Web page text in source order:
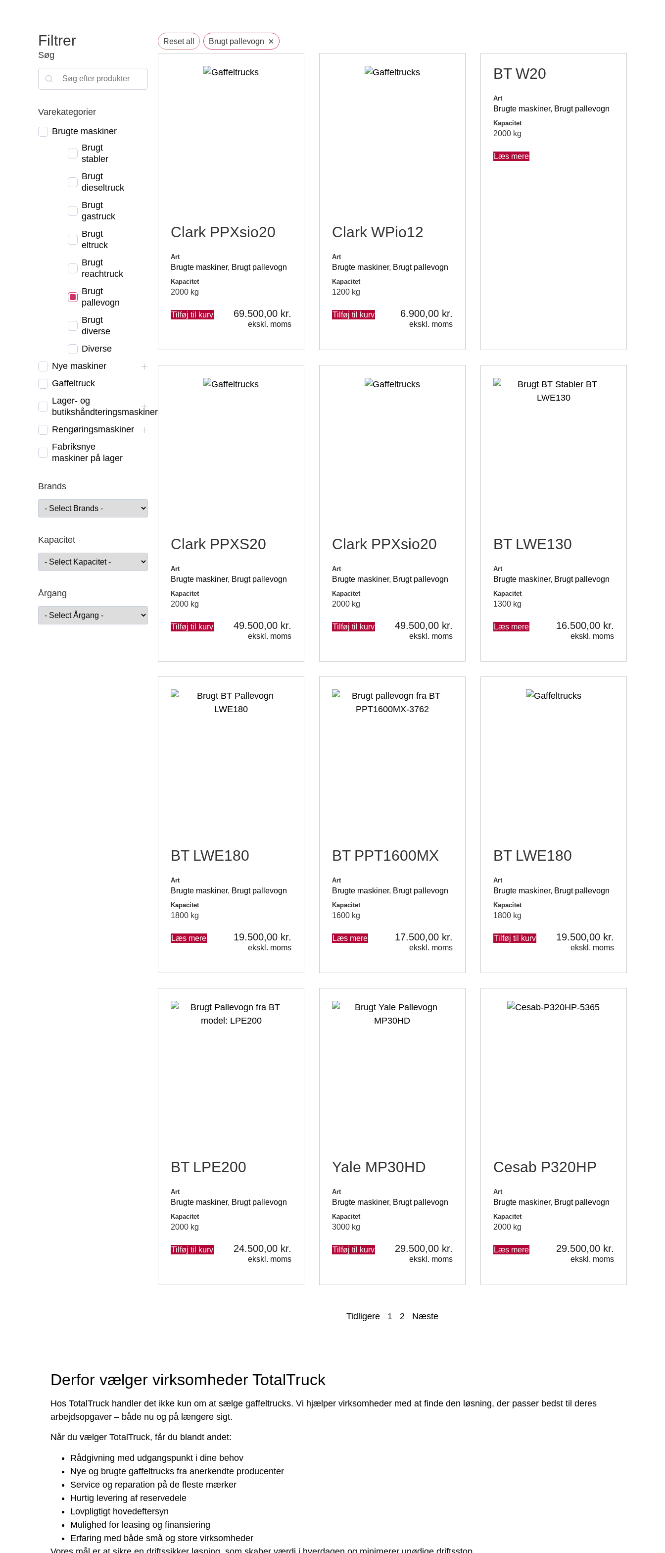
Filtrer
Søg
Varekategorier
Brugte maskiner
Brugt
stabler
Brugt
dieseltruck
Brugt
gastruck
Brugt
eltruck
Brugt
reachtruck
Brugt
pallevogn
Brugt
diverse
Diverse
Nye maskiner
Gaffeltruck
Lager- og
butikshåndteringsmaskiner
Rengøringsmaskiner
Fabriksnye
maskiner på lager
Brands
Kapacitet
Årgang
Reset all Brugt pallevogn ×
Clark PPXsio20
Art
Brugte maskiner, Brugt pallevogn
Kapacitet
2000 kg
Tilføj til kurv 69.500,00 kr.
ekskl. moms
Clark WPio12
Art
Brugte maskiner, Brugt pallevogn
Kapacitet
1200 kg
Tilføj til kurv 6.900,00 kr.
ekskl. moms
BT W20
Art
Brugte maskiner, Brugt pallevogn
Kapacitet
2000 kg
Læs mere
Clark PPXS20
Art
Brugte maskiner, Brugt pallevogn
Kapacitet
2000 kg
Tilføj til kurv 49.500,00 kr.
ekskl. moms
Clark PPXsio20
Art
Brugte maskiner, Brugt pallevogn
Kapacitet
2000 kg
Tilføj til kurv 49.500,00 kr.
ekskl. moms
BT LWE130
Art
Brugte maskiner, Brugt pallevogn
Kapacitet
1300 kg
Læs mere 16.500,00 kr.
ekskl. moms
BT LWE180
Art
Brugte maskiner, Brugt pallevogn
Kapacitet
1800 kg
Læs mere 19.500,00 kr.
ekskl. moms
BT PPT1600MX
Art
Brugte maskiner, Brugt pallevogn
Kapacitet
1600 kg
Læs mere 17.500,00 kr.
ekskl. moms
BT LWE180
Art
Brugte maskiner, Brugt pallevogn
Kapacitet
1800 kg
Tilføj til kurv 19.500,00 kr.
ekskl. moms
BT LPE200
Art
Brugte maskiner, Brugt pallevogn
Kapacitet
2000 kg
Tilføj til kurv 24.500,00 kr.
ekskl. moms
Yale MP30HD
Art
Brugte maskiner, Brugt pallevogn
Kapacitet
3000 kg
Tilføj til kurv 29.500,00 kr.
ekskl. moms
Cesab P320HP
Art
Brugte maskiner, Brugt pallevogn
Kapacitet
2000 kg
Læs mere 29.500,00 kr.
ekskl. moms
Tidligere 1 2 Næste
Derfor vælger virksomheder TotalTruck
Hos TotalTruck handler det ikke kun om at sælge gaffeltrucks. Vi hjælper virksomheder med at finde den løsning, der passer bedst til deres
arbejdsopgaver – både nu og på længere sigt.
Når du vælger TotalTruck, får du blandt andet:
Rådgivning med udgangspunkt i dine behov
Nye og brugte gaffeltrucks fra anerkendte producenter
Service og reparation på de fleste mærker
Hurtig levering af reservedele
Lovpligtigt hovedeftersyn
Mulighed for leasing og finansiering
Erfaring med både små og store virksomheder